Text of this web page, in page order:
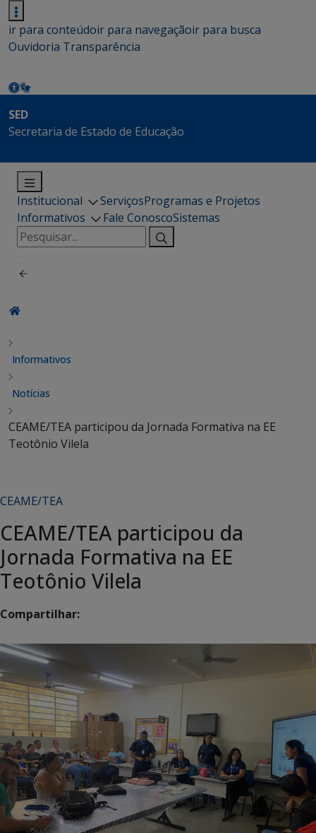
ir para conteúdoir para navegaçãoir para busca
Ouvidoria Transparência
SED
Secretaria de Estado de Educação
Institucional ServiçosProgramas e Projetos
Informativos
Fale ConoscoSistemas
Pesquisar
por:
Informativos
Notícias
CEAME/TEA participou da Jornada Formativa na EE
Teotônio Vilela
CEAME/TEA
CEAME/TEA participou da
Jornada Formativa na EE
Teotônio Vilela
Compartilhar: